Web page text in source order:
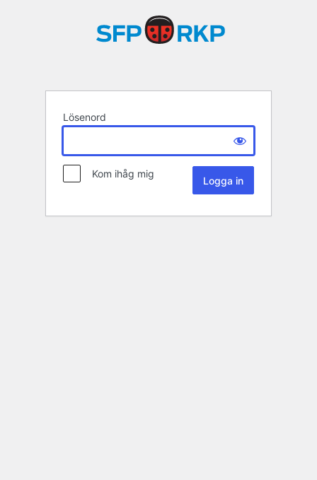
Lösenord
Kom ihåg mig